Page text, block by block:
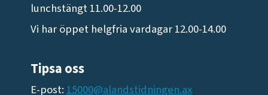
lunchstängt 11.00-12.00
Vi har öppet helgfria vardagar 12.00-14.00
Tipsa oss
E-post:15000@alandstidningen.ax